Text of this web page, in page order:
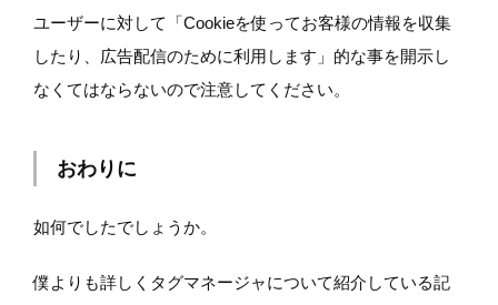
ユーザーに対して「Cookieを使ってお客様の情報を収集
したり、広告配信のために利用します」的な事を開示し
なくてはならないので注意してください。
おわりに
如何でしたでしょうか。
僕よりも詳しくタグマネージャについて紹介している記